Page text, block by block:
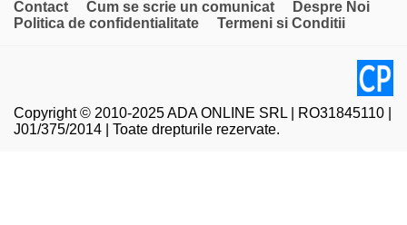
Contact Cum se scrie un comunicat
Despre Noi
Politica de confidentialitate
Termeni si Conditii
Copyright © 2010-2025 ADA ONLINE SRL | RO31845110 |
J01/375/2014 | Toate drepturile rezervate.